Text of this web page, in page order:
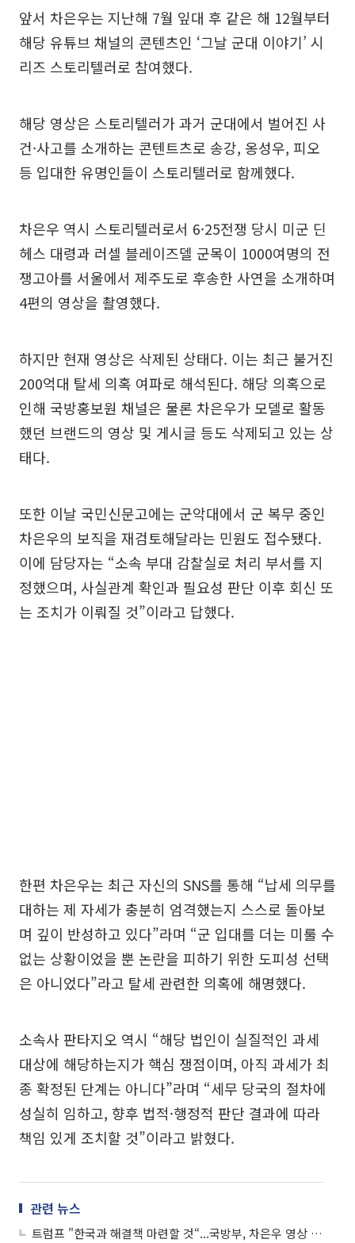
앞서 차은우는 지난해 7월 잎대 후 같은 해 12월부터
해당 유튜브 채널의 콘텐츠인 ‘그날 군대 이야기’ 시
리즈 스토리텔러로 참여했다.
해당 영상은 스토리텔러가 과거 군대에서 벌어진 사
건·사고를 소개하는 콘텐트츠로 송강, 옹성우, 피오
등 입대한 유명인들이 스토리텔러로 함께했다.
차은우 역시 스토리텔러로서 6·25전쟁 당시 미군 딘
헤스 대령과 러셀 블레이즈델 군목이 1000여명의 전
쟁고아를 서울에서 제주도로 후송한 사연을 소개하며
4편의 영상을 촬영했다.
하지만 현재 영상은 삭제된 상태다. 이는 최근 불거진
200억대 탈세 의혹 여파로 해석된다. 해당 의혹으로
인해 국방홍보원 채널은 물론 차은우가 모델로 활동
했던 브랜드의 영상 및 게시글 등도 삭제되고 있는 상
태다.
또한 이날 국민신문고에는 군악대에서 군 복무 중인
차은우의 보직을 재검토해달라는 민원도 접수됐다.
이에 담당자는 “소속 부대 감찰실로 처리 부서를 지
정했으며, 사실관계 확인과 필요성 판단 이후 회신 또
는 조치가 이뤄질 것”이라고 답했다.
한편 차은우는 최근 자신의 SNS를 통해 “납세 의무를
대하는 제 자세가 충분히 엄격했는지 스스로 돌아보
며 깊이 반성하고 있다”라며 “군 입대를 더는 미룰 수
없는 상황이었을 뿐 논란을 피하기 위한 도피성 선택
은 아니었다”라고 탈세 관련한 의혹에 해명했다.
소속사 판타지오 역시 “해당 법인이 실질적인 과세
대상에 해당하는지가 핵심 쟁점이며, 아직 과세가 최
종 확정된 단계는 아니다”라며 “세무 당국의 절차에
성실히 임하고, 향후 법적·행정적 판단 결과에 따라
책임 있게 조치할 것”이라고 밝혔다.
관련 뉴스
트럼프 "한국과 해결책 마련할 것“...국방부, 차은우 영상 삭제 外